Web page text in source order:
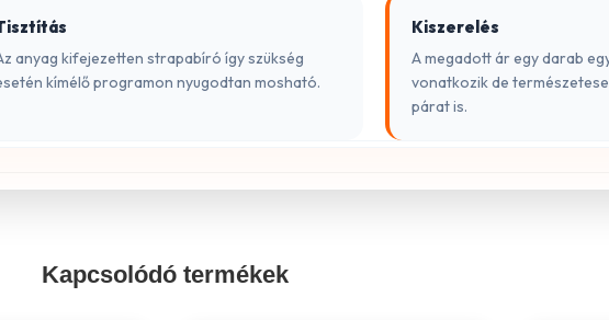
anyag kifejezetten strapabíró így szükség
kímélő programon nyugodtan mosható.
Kiszerelés
A megadott ár egy darab
vonatkozik de
párat is.
Kapcsolódó termékek